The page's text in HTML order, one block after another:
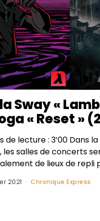
Sway «
« Reset »
de lecture : 3’00 Dans
les salles de concerts
de lieux de repli
2021 Chronique Express